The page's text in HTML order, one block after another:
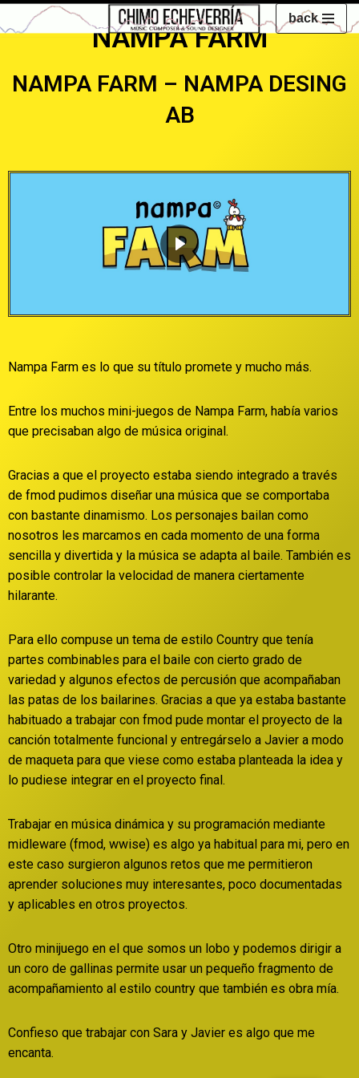
contenido
back
NAMPA FARM
NAMPA FARM – NAMPA DESING
AB
Nampa Farm es lo que su título promete y mucho más.
Entre los muchos mini-juegos de Nampa Farm, había varios
que precisaban algo de música original.
Gracias a que el proyecto estaba siendo integrado a través
de fmod pudimos diseñar una música que se comportaba
con bastante dinamismo. Los personajes bailan como
nosotros les marcamos en cada momento de una forma
sencilla y divertida y la música se adapta al baile. También es
posible controlar la velocidad de manera ciertamente
hilarante.
Para ello compuse un tema de estilo Country que tenía
partes combinables para el baile con cierto grado de
variedad y algunos efectos de percusión que acompañaban
las patas de los bailarines. Gracias a que ya estaba bastante
habituado a trabajar con fmod pude montar el proyecto de la
canción totalmente funcional y entregárselo a Javier a modo
de maqueta para que viese como estaba planteada la idea y
lo pudiese integrar en el proyecto final.
Trabajar en música dinámica y su programación mediante
midleware (fmod, wwise) es algo ya habitual para mi, pero en
este caso surgieron algunos retos que me permitieron
aprender soluciones muy interesantes, poco documentadas
y aplicables en otros proyectos.
Otro minijuego en el que somos un lobo y podemos dirigir a
un coro de gallinas permite usar un pequeño fragmento de
acompañamiento al estilo country que también es obra mía.
Confieso que trabajar con Sara y Javier es algo que me
encanta.